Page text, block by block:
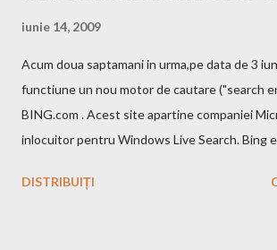
iunie 14, 2009
Acum doua saptamani in urma,pe data de 3
functiune un nou motor de cautare ("search
BING.com . Acest site apartine companiei
inlocuitor pentru Windows Live Search. Bing
Bing da si un mic exemplu cum poti sa castigi
DISTRIBUIȚI